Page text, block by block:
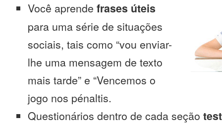
Você aprende frases úteis
para uma série de situações
sociais, tais como “vou enviar-
lhe uma mensagem de texto
mais tarde” e “Vencemos o
jogo nos pénaltis.
Questionários dentro de cada seção